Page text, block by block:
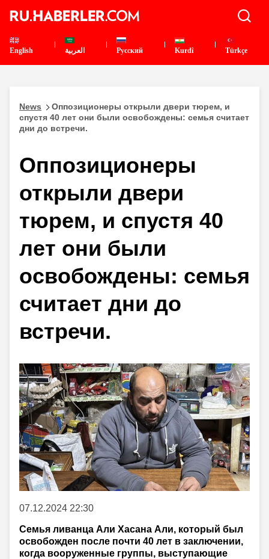
English العربية Pусский Kurdî Türkçe
News
Оппозиционеры открыли двери тюрем, и
спустя 40 лет они были освобождены: семья считает
дни до встречи.
Оппозиционеры
открыли двери
тюрем, и спустя 40
лет они были
освобождены: семья
считает дни до
встречи.
07.12.2024 22:30
Семья ливанца Али Хасана Али, который был
освобожден после почти 40 лет в заключении,
когда вооруженные группы, выступающие